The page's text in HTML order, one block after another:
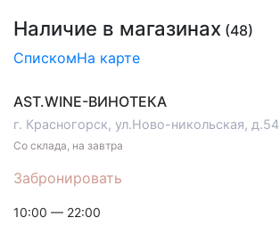
Наличие в магазинах (48)
СпискомНа карте
AST.WINE-ВИНОТЕКА
г. Красногорск, ул.Ново-никольская, д.54
Забронировать
Со склада, на завтра
10:00 — 22:00